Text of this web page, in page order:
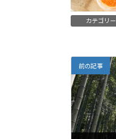
カテゴリー
前の記事